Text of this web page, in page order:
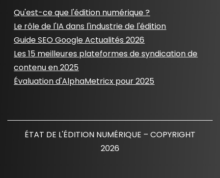
Qu'est-ce que l'édition numérique ?
Le rôle de l'IA dans l'industrie de l'édition
Guide SEO Google Actualités 2026
Les 15 meilleures plateformes de syndication de
contenu en 2025
Évaluation d'AlphaMetricx pour 2025
ÉTAT DE L'ÉDITION NUMÉRIQUE – COPYRIGHT
2026